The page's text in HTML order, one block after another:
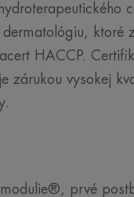
dermatológiu, ktoré
HACCP.
zárukou vysokej
prvé